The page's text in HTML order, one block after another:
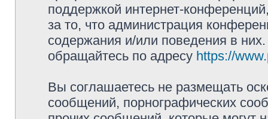
поддержкой интернет-
за то, что администрация
содержания и/или поведения в
обращайтесь по адресу https://
Вы соглашаетесь не размещать
сообщений, порнографических